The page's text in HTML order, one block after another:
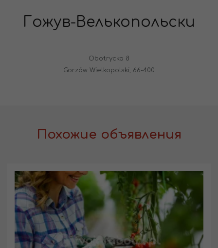
Гожув-Велькопольски
Obotrycka 8
Gorzów Wielkopolski, 66-400
Похожие объявления